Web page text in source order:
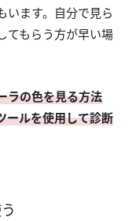
います。自分で見ら
てもらう方が早い場
ラの色を見る方法
ールを使用して診断